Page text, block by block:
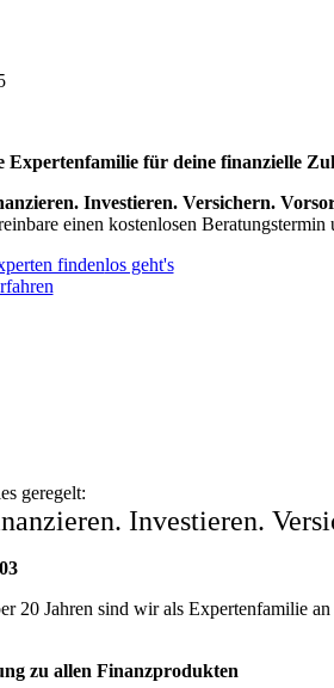
Expertenfamilie für deine finanzielle
Investieren. Versichern.
einen kostenlosen
findenlos geht's
geregelt:
Investieren.
20 Jahren sind wir als Expertenfamilie
zu allen Finanzprodukten